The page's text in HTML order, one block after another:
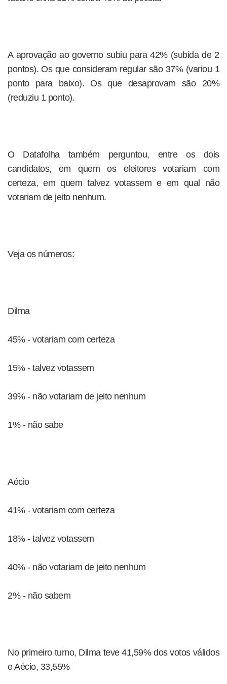
A aprovação ao governo subiu para 42% (subida de 2
pontos). Os que consideram regular são 37% (variou 1
ponto para baixo). Os que desaprovam são 20%
(reduziu 1 ponto).
O Datafolha também perguntou, entre os dois
candidatos, em quem os eleitores votariam com
certeza, em quem talvez votassem e em qual não
votariam de jeito nenhum.
Veja os números:
Dilma
45% - votariam com certeza
15% - talvez votassem
39% - não votariam de jeito nenhum
1% - não sabe
Aécio
41% - votariam com certeza
18% - talvez votassem
40% - não votariam de jeito nenhum
2% - não sabem
No primeiro turno, Dilma teve 41,59% dos votos válidos
e Aécio, 33,55%